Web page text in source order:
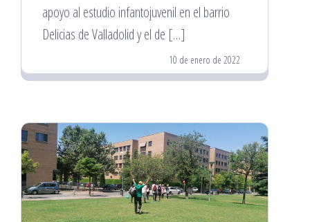
apoyo al estudio infantojuvenil en el barrio
Delicias de Valladolid y el de […]
10 de enero de 2022